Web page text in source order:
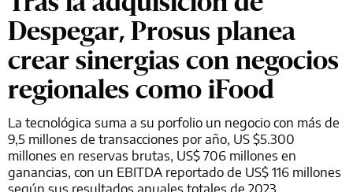
Despegar, Prosus planea
crear sinergias con negocios
regionales como iFood
La tecnológica suma a su porfolio un negocio con más de
9,5 millones de transacciones por año, US $5.300
millones en reservas brutas, US$ 706 millones en
ganancias, con un EBITDA reportado de US$ 116 millones
según sus resultados anuales totales de 2023.